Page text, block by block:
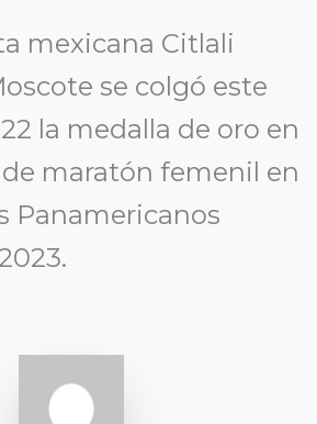
mexicana Citlali
se colgó este
la medalla de oro en
maratón femenil en
Panamericanos